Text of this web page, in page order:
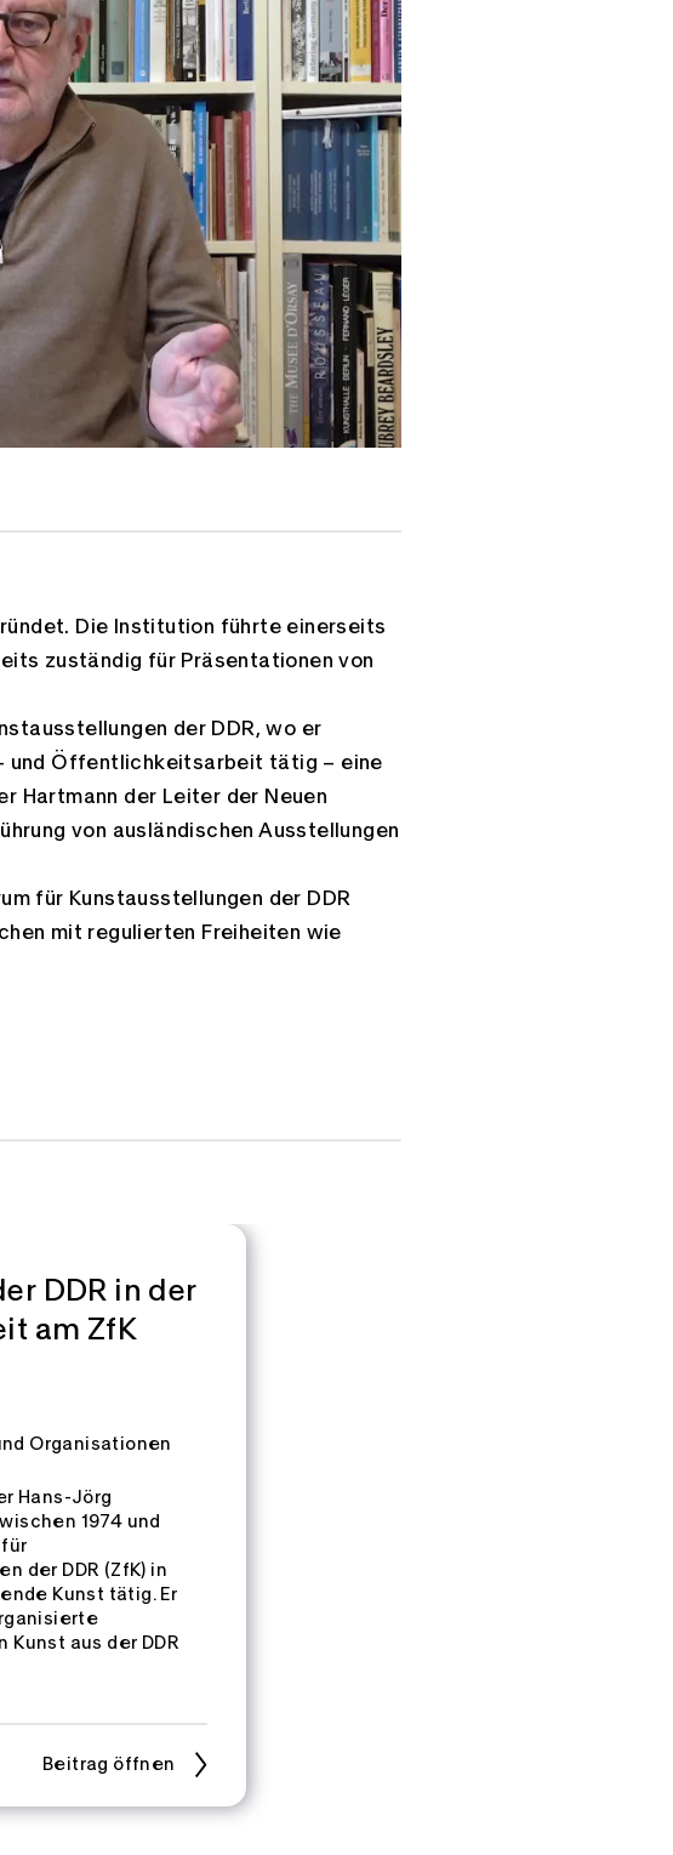
Die Institution führte einerseits
zuständig für Präsentationen von
der DDR, wo er
und Öffentlichkeitsarbeit tätig – eine
Hartmann der Leiter der Neuen
von ausländischen Ausstellungen
für Kunstausstellungen der DDR
mit regulierten Freiheiten wie
DDR in der
am ZfK
Organisationen
Hans-Jörg
1974 und
für
der DDR (ZfK) in
Kunst tätig. Er
Kunst aus der DDR
Beitrag öffnen